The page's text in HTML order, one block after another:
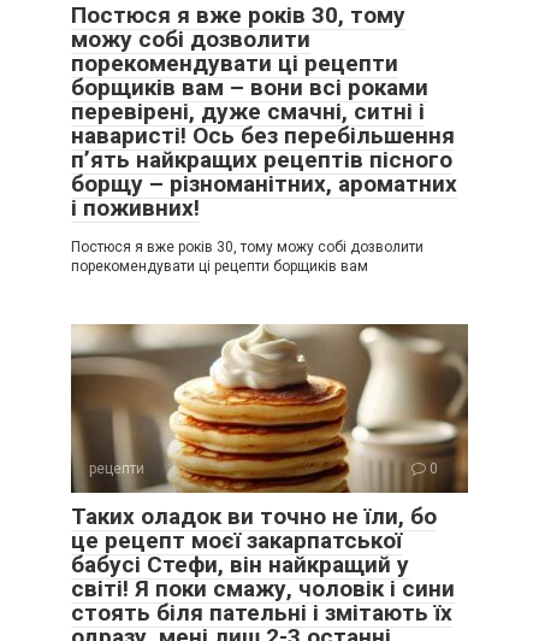
Постюся я вже років 30, тому
можу собі дозволити
порекомендувати ці рецепти
борщиків вам – вони всі роками
перевірені, дуже смачні, ситні і
наваристі! Ось без перебільшення
п’ять найкращих рецептів пісного
борщу – різноманітних, ароматних
і поживних!
Постюся я вже років 30, тому можу собі дозволити
порекомендувати ці рецепти борщиків вам
рецепти 0
Таких оладок ви точно не їли, бо
це рецепт моєї закарпатської
бабусі Стефи, він найкращий у
світі! Я поки смажу, чоловік і сини
стоять біля пательні і змітають їх